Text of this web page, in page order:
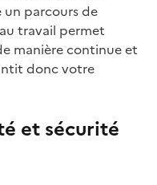
parcours de
travail permet
manière continue et
donc votre
et sécurité